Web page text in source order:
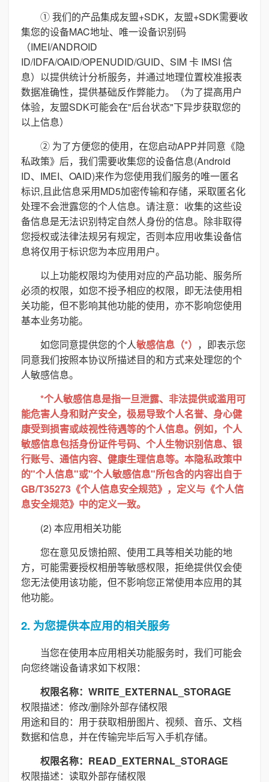
① 我们的产品集成友盟+SDK，友盟+SDK需要收
集您的设备MAC地址、唯一设备识别码
（IMEI/ANDROID
ID/IDFA/OAID/OPENUDID/GUID、SIM 卡 IMSI 信
息）以提供统计分析服务，并通过地理位置校准报表
数据准确性，提供基础反作弊能力。（为了提高用户
体验，友盟SDK可能会在"后台状态"下异步获取您的
以上信息）
② 为了方便您的使用，在您启动APP并同意《隐
私政策》后，我们需要收集您的设备信息(Android
ID、IMEI、OAID)来作为您使用我们服务的唯一匿名
标识,且此信息采用MD5加密传输和存储，采取匿名化
处理不会泄露您的个人信息。请注意：收集的这些设
备信息是无法识别特定自然人身份的信息。除非取得
您授权或法律法规另有规定，否则本应用收集设备信
息将仅用于标识您为本应用用户。
以上功能权限均为使用对应的产品功能、服务所
必须的权限，如您不授予相应的权限，即无法使用相
关功能，但不影响其他功能的使用，亦不影响您使用
基本业务功能。
如您同意提供您的个人敏感信息（*） ，即表示您
同意我们按照本协议所描述目的和方式来处理您的个
人敏感信息。
*个人敏感信息是指一旦泄露、非法提供或滥用可
能危害人身和财产安全，极易导致个人名誉、身心健
康受到损害或歧视性待遇等的个人信息。例如，个人
敏感信息包括身份证件号码、个人生物识别信息、银
行账号、通信内容、健康生理信息等。本隐私政策中
的"个人信息"或"个人敏感信息"所包含的内容出自于
GB/T35273《个人信息安全规范》，定义与《个人信
息安全规范》中的定义一致。
(2) 本应用相关功能
您在意见反馈拍照、使用工具等相关功能的地
方，可能需要授权相册等敏感权限，拒绝提供仅会使
您无法使用该功能，但不影响您正常使用本应用的其
他功能。
2. 为您提供本应用的相关服务
当您在使用本应用相关功能服务时，我们可能会
向您终端设备请求如下权限：
权限名称：WRITE_EXTERNAL_STORAGE
权限描述：修改/删除外部存储权限
用途和目的：用于获取相册图片、视频、音乐、文档
数据和信息，并在传输完毕后写入手机存储。
权限名称：READ_EXTERNAL_STORAGE
权限描述：读取外部存储权限